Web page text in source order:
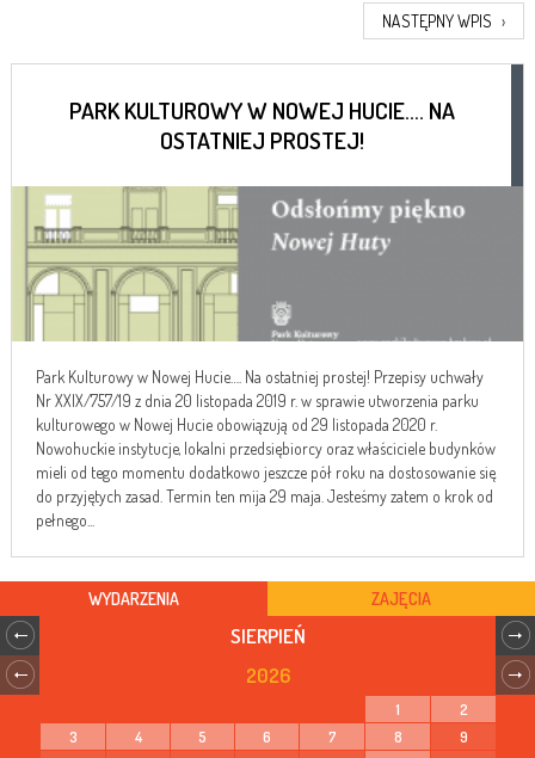
NASTĘPNY WPIS ›
PARK KULTUROWY W NOWEJ HUCIE…. NA
OSTATNIEJ PROSTEJ!
Park Kulturowy w Nowej Hucie…. Na ostatniej prostej! Przepisy uchwały
Nr XXIX/757/19 z dnia 20 listopada 2019 r. w sprawie utworzenia parku
kulturowego w Nowej Hucie obowiązują od 29 listopada 2020 r.
Nowohuckie instytucje, lokalni przedsiębiorcy oraz właściciele budynków
mieli od tego momentu dodatkowo jeszcze pół roku na dostosowanie się
do przyjętych zasad. Termin ten mija 29 maja. Jesteśmy zatem o krok od
pełnego...
WYDARZENIA ZAJĘCIA
SIERPIEŃ
2026
1
2
3
4 5 6 7 8
9